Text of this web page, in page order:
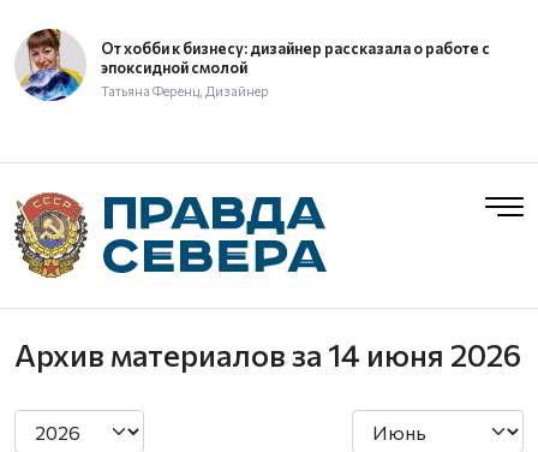
От хобби к бизнесу: дизайнер рассказала о работе с
эпоксидной смолой
Татьяна Ференц, Дизайнер
Архив материаловза 14 июня 2026